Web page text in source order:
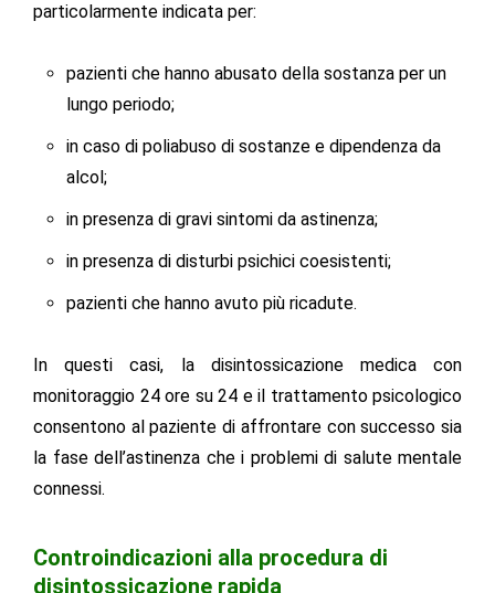
particolarmente indicata per:
pazienti che hanno abusato della sostanza per un
lungo periodo;
in caso di poliabuso di sostanze e dipendenza da
alcol;
in presenza di gravi sintomi da astinenza;
in presenza di disturbi psichici coesistenti;
pazienti che hanno avuto più ricadute.
In questi casi, la disintossicazione medica con
monitoraggio 24 ore su 24 e il trattamento psicologico
consentono al paziente di affrontare con successo sia
la fase dell’astinenza che i problemi di salute mentale
connessi.
Controindicazioni alla procedura di
disintossicazione rapida